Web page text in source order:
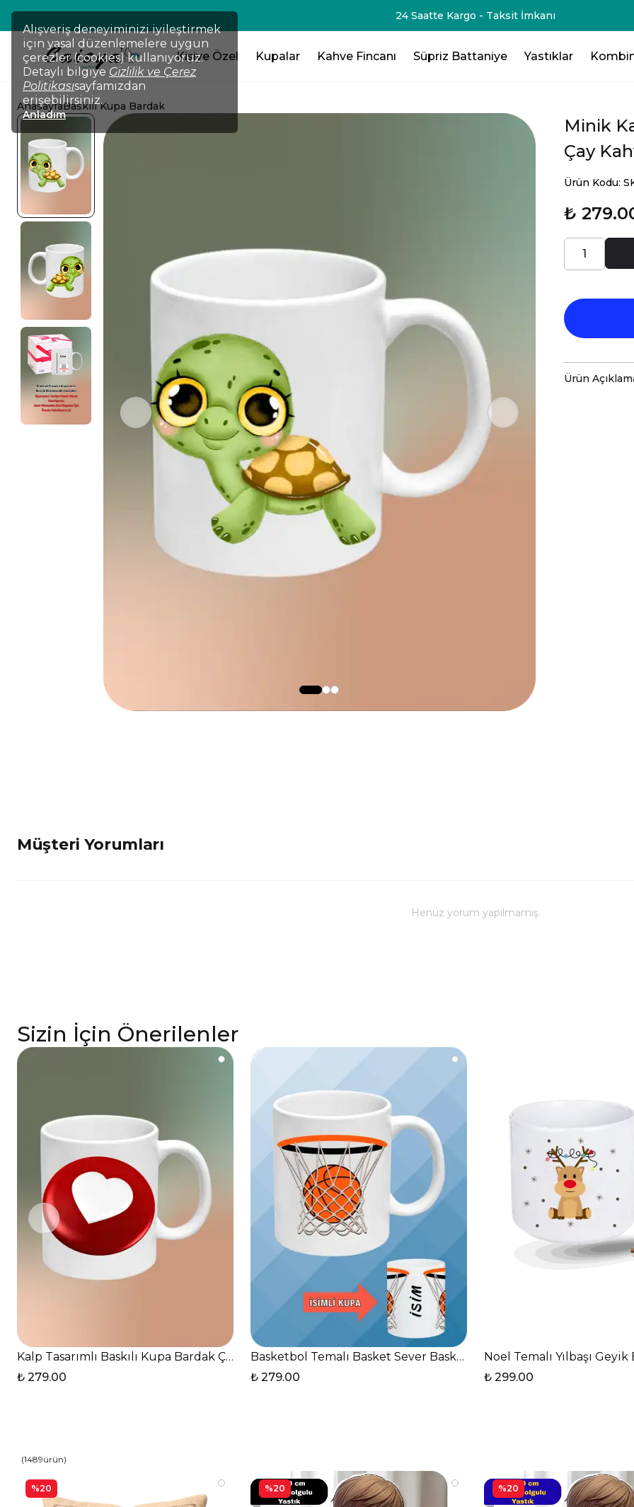
Alışveriş deneyiminizi iyileştirmek
için yasal düzenlemelere uygun
çerezler (cookies) kullanıyoruz.
Detaylı bilgiye Gizlilik ve Çerez
Politikasısayfamızdan
erişebilirsiniz.
Anladım
💸TÜM ÜRÜNLERDE !!! 2 Ürün Al -75₺💸 - 3 Ürün Al - 125₺ 💸- 4 Ürün Al -200₺ 💸- 5 Ürün Al -
Kişiye Özel Kupalar Kahve Fincanı Süpriz Battaniye Yastıklar
AnasayfaBaskılı Kupa Bardak
Minik
Çay
Ürün Kodu:
₺
Ürün
Müşteri Yorumları
Henüz yorum yapılmamış.
Sizin İçin Önerilenler
Kalp Tasarımlı Baskılı Kupa Bardak Çay Kahve Fincanı
₺ 279.00
Basketbol Temalı Basket Sever Baskılı Kupa Bardak Çay Kahve
₺ 279.00
Noel Temalı Yılbaşı
₺ 299.00
(1489ürün)
%20 %20 %20